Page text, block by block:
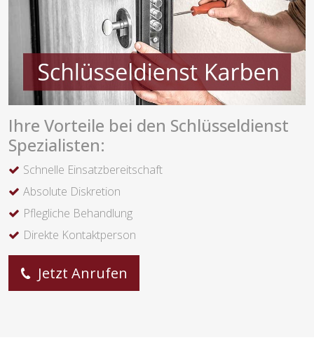
Ihre Vorteile bei den Schlüsseldienst
Spezialisten:
Schnelle Einsatzbereitschaft
Absolute Diskretion
Pflegliche Behandlung
Direkte Kontaktperson
Jetzt Anrufen